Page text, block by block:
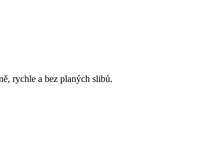
rychle a bez planých slibů.